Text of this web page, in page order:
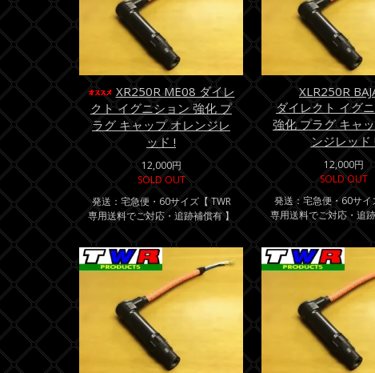
XR250R ME08 ダイレ
クト イグニション 強化 プ
ラグ キャップ オレンジレ
ッド !
12,000円
SOLD OUT
発送：宅急便・60サイズ【 TWR
専用送料でご対応・追跡補償有 】
XLR250R
ダイレクト イグ
強化 プラグ キャ
ンジレッド !
12,000円
SOLD OUT
発送：宅急便・60サイ
専用送料でご対応・追跡